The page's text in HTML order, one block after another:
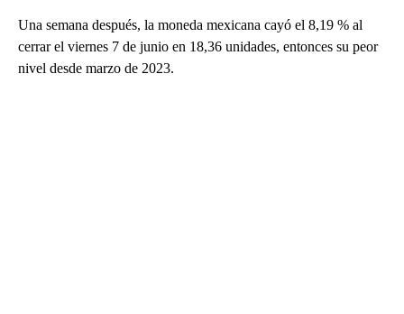
Una semana después, la moneda mexicana cayó el 8,19 % al
cerrar el viernes 7 de junio en 18,36 unidades, entonces su peor
nivel desde marzo de 2023.